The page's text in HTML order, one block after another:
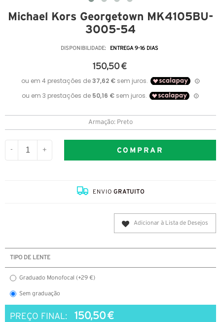
Michael Kors Georgetown MK4105BU-
3005-54
DISPONIBILIDADE: ENTREGA 9-16 DIAS
150,50 €
Armação: Preto
- + COMPRAR
ENVIOGRATUITO
Adicionar à Lista de Desejos
TIPO DE LENTE
Graduado Monofocal (+29 €)
Sem graduação
PREÇO FINAL: 150,50 €